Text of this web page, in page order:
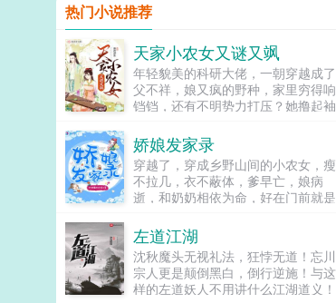
热门小说推荐
天家小农女又谜又飒
年轻貌美的科研大佬，一朝穿越成了
父不祥，娘又疯的野种，家里穷得响
铛铛，还有不明势力打压？她撸起袖
识在古代发家致富，一不小心成了各
路大佬，身份尊贵，无人能及！只
是，某人...
娇娘发家录
穿越了，穿成乡野山间的小农女，瘦
不拉几，衣不蔽体，爹早亡，娘病
逝，和奶奶相依为命，好在门前就是
有水，宋秋表示，不怕不怕，撸起袖
子加油干，发家致富，带奶奶过上好
日子！PS...
左道江湖
沈秋魔头无视礼法，狂悖无道！忘川
宗人更是颠倒黑白，倒行逆施！与这
样的左道妖人不用讲什么江湖道义！